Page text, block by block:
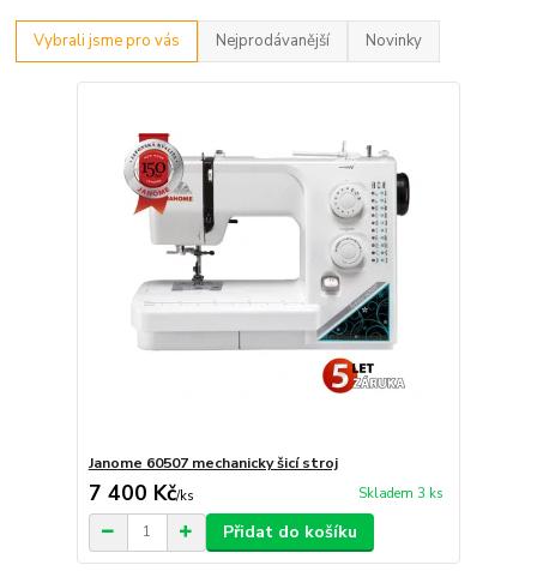
Vybrali jsme pro vás Nejprodávanější Novinky
Janome 60507 mechanicky šicí stroj
7 400 Kč/ks Skladem 3 ks
Přidat do košíku